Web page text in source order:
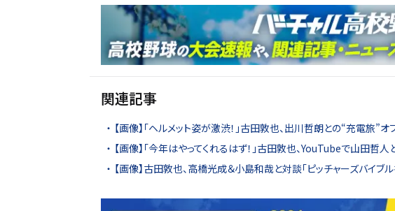
関連記事
【画像】「ヘルメット姿が激渋！」古田敦也、出川哲朗との“充電旅”オ
【画像】「今年はやってくれるはず！」古田敦也、YouTubeで山田哲
【画像】古田敦也、高橋光成＆小島和哉と対談「ピッチャーズバイブル